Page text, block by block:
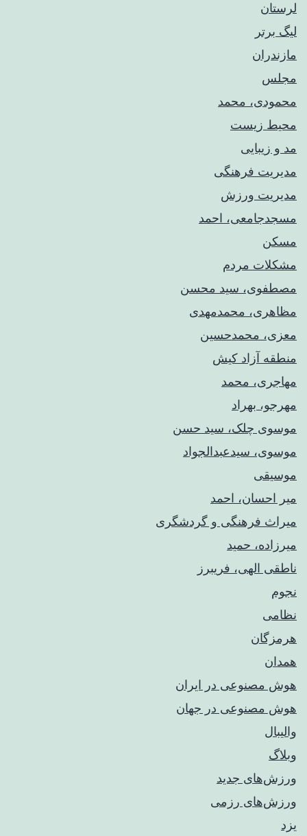
لرستان
لیگ برتر
مازندران
مجلس
محمودی، محمد
محیط زیست
مد و زیبایی
مدیریت فرهنگی
مدیریت ورزش
مسجدجامعی، احمد
مسکن
مشکلات مردم
مصطفوی، سید محسن
مظاهری، محمدمهدی
معزی، محمدحسین
منطقه آزاد کیش
مهاجری، محمد
مهرجو، بهراد
موسوی چلک، سید حسن
موسوی، سیدعبدالجواد
موسیقی
میر احسان، احمد
میراث فرهنگی و گردشگری
میرزاده، حمید
ناطقی الهی، فریبرز
نجوم
نظامی
هرمزگان
همدان
هوش مصنوعی در ایران
هوش مصنوعی در جهان
والیبال
وبلاگ
ورزش‌های جدید
ورزش‌های رزمی
یزد